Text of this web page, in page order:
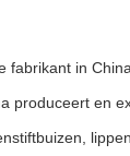
fabrikant in China,
produceert en